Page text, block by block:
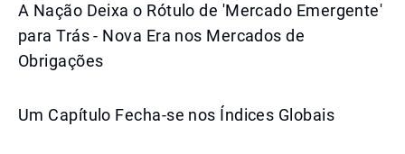
A Nação Deixa o Rótulo de 'Mercado Emergente'
para Trás - Nova Era nos Mercados de
Obrigações
Um Capítulo Fecha-se nos Índices Globais